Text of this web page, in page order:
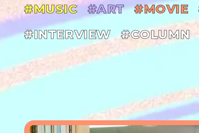
#MUSIC #ART #MOVIE
#INTERVIEW #COLUMN